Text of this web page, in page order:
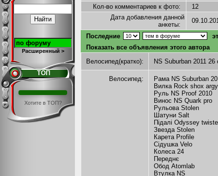
Расширенный >
ТОП
Хотите в ТОП?
Кол-во комментариев к фото:
12
Дата добавления данной
анкеты:
Последние
Показать все объявления этого автора
Велосипед(кратко):
NS Suburban 2011 26
Велосипед:
Рама NS Suburban
Вилка Rock shox
Руль NS Proof 2010
Винос NS Quark pro
Рульова Stolen
Шатуни Salt
Підалі Odyssey
Звезда Stolen
Карета Profile
Сідушка Velo
Колеса 24
Переднє
Обод Atomlab
Втулка NS